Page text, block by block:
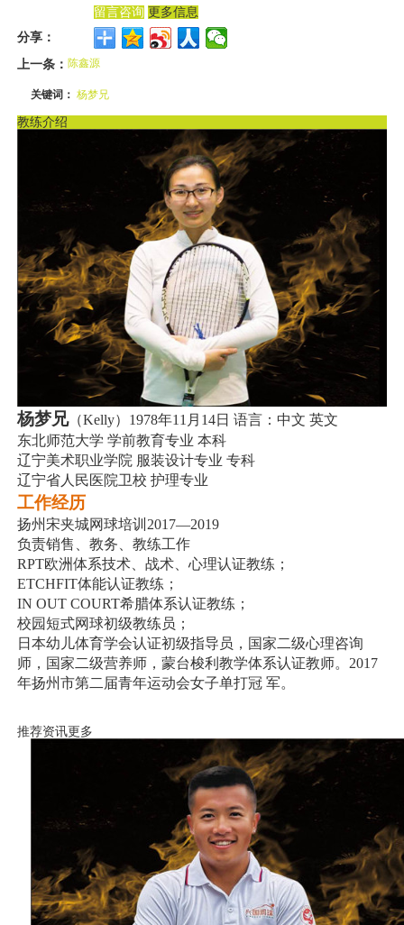
留言咨询 更多信息
分享：
上一条：陈鑫源
关键词：杨梦兄
教练介绍
杨梦兄（Kelly）1978年11月14日 语言：中文 英文
东北师范大学 学前教育专业 本科
辽宁美术职业学院 服装设计专业 专科
辽宁省人民医院卫校 护理专业
工作经历
扬州宋夹城网球培训2017—2019
负责销售、教务、教练工作
RPT欧洲体系技术、战术、心理认证教练；
ETCHFIT体能认证教练；
IN OUT COURT希腊体系认证教练；
校园短式网球初级教练员；
日本幼儿体育学会认证初级指导员，国家二级心理咨询
师，国家二级营养师，蒙台梭利教学体系认证教师。2017
年扬州市第二届青年运动会女子单打冠 军。
推荐资讯更多